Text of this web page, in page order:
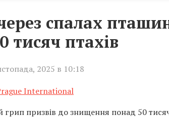
спалах
тисяч птахів
2025 в 10:18
International
грип призвів до знищення понад 50